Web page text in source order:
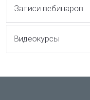
Записи вебинаров
Видеокурсы